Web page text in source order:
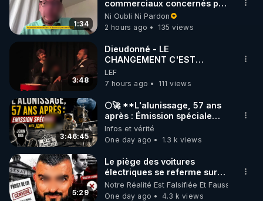
▶ 30 jours gratuit sur l’application de méditation et
de bien-être ENVOL :
Rendez-vous sur https://www.envol.app/code
le code : REGENERE
1:34
commerciaux concernés par
l'obligation dans toute la
France
Ni Oubli Ni Pardon
2 hours ago
135 views
3:48
Dieudonné - LE
CHANGEMENT C'EST
MAINTENANT
LEF
7 hours ago
111 views
3:46:45
🌕🚀 **L'alunissage, 57 ans
après : Émission spéciale
avec John Doe !** 👨 🚀✨
Infos et vérité
One day ago
1.3 k views
5:29
Le piège des voitures
électriques se referme sur
les usagers !
Notre Réalité Est Falsifiée Et Fausse
One day ago
4.3 k views